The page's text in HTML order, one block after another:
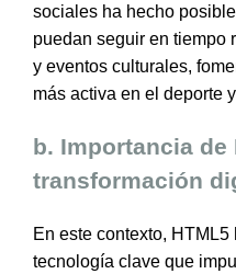
sociales ha hecho
puedan seguir en tiempo
y eventos culturales,
más activa en el deporte
b. Importancia de
transformación
En este contexto,
tecnología clave que